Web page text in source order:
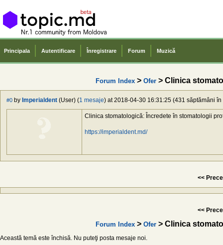
Principala Autentificare Înregistrare Forum Muzică
Forum Index> Ofer> Clinica
#0 by Imperialdent (User) (1 mesaje) at 2018-04-30 16:31:25 (431 săptămâni în
Clinica stomatologică: Încredete în stomatologii
https://imperialdent.md/
<<
<<
Forum Index> Ofer> Clinica
Această temă este închisă. Nu puteţi posta mesaje noi.